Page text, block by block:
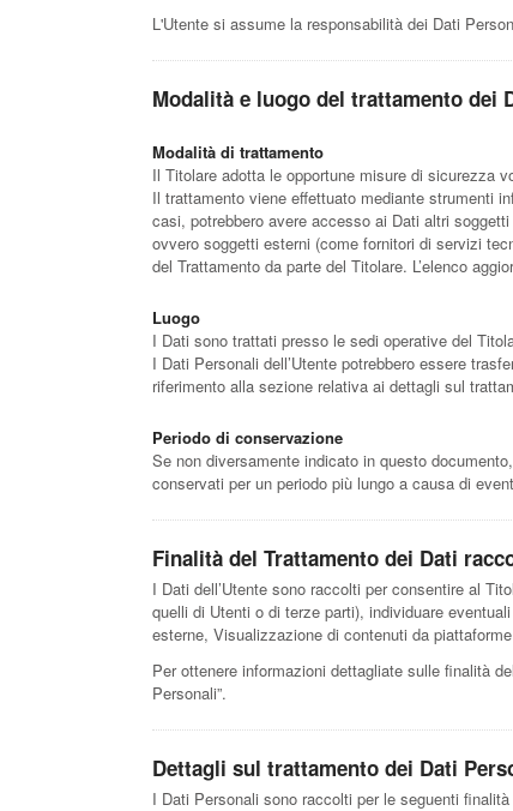
L'Utente si assume la responsabilità dei Dati
Modalità e luogo del trattamento dei
Modalità di trattamento
Il Titolare adotta le opportune misure di sicurezza
Il trattamento viene effettuato mediante strumenti
casi, potrebbero avere accesso ai Dati altri
ovvero soggetti esterni (come fornitori di servizi
del Trattamento da parte del Titolare. L’elenco
Luogo
I Dati sono trattati presso le sedi operative del
I Dati Personali dell’Utente potrebbero essere
riferimento alla sezione relativa ai dettagli sul
Periodo di conservazione
Se non diversamente indicato in questo
conservati per un periodo più lungo a causa di
Finalità del Trattamento dei Dati
I Dati dell’Utente sono raccolti per consentire al
quelli di Utenti o di terze parti), individuare
esterne, Visualizzazione di contenuti da
Per ottenere informazioni dettagliate sulle finalità
Personali”.
Dettagli sul trattamento dei Dati
I Dati Personali sono raccolti per le seguenti